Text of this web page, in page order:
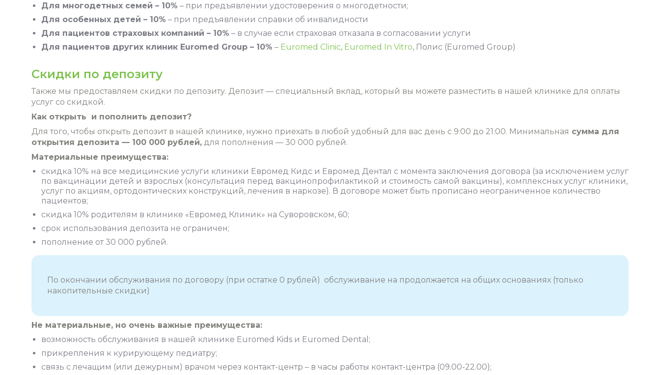
Для многодетных семей – 10% – при предъявлении удостоверения о многодетности;
Для особенных детей – 10% – при предъявлении справки об инвалидности
Для пациентов страховых компаний – 10% – в случае если страховая отказала в согласовании услуги
Для пациентов других клиник Euromed Group – 10% – Euromed Clinic, Euromed In Vitro, Полис (Euromed Group)
Скидки по депозиту
Также мы предоставляем скидки по депозиту. Депозит — специальный вклад, который вы можете разместить в нашей клинике для оплаты
услуг со скидкой.
Как открыть и пополнить депозит?
Для того, чтобы открыть депозит в нашей клинике, нужно приехать в любой удобный для вас день с 9:00 до 21:00. Минимальная сумма для
открытия депозита — 100 000 рублей, для пополнения — 30 000 рублей.
Материальные преимущества:
скидка 10% на все медицинские услуги клиники Евромед Кидс и Евромед Дентал с момента заключения договора (за исключением услуг
по вакцинации детей и взрослых (консультация перед вакцинопрофилактикой и стоимость самой вакцины), комплексных услуг клиники,
услуг по акциям, ортодонтических конструкций, лечения в наркозе). В договоре может быть прописано неограниченное количество
пациентов;
скидка 10% родителям в клинике «Евромед Клиник» на Суворовском, 60;
срок использования депозита не ограничен;
пополнение от 30 000 рублей.
По окончании обслуживания по договору (при остатке 0 рублей) обслуживание на продолжается на общих основаниях (только
накопительные скидки)
Не материальные, но очень важные преимущества:
возможность обслуживания в нашей клинике Euromed Kids и Euromed Dental;
прикрепления к курирующему педиатру;
связь с лечащим (или дежурным) врачом через контакт-центр – в часы работы контакт-центра (09.00-22.00);